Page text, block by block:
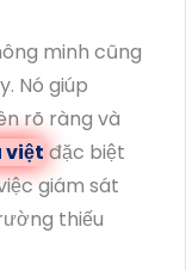
minh cũng
Nó giúp
rõ ràng và
việt đặc biệt
giám sát
thiếu